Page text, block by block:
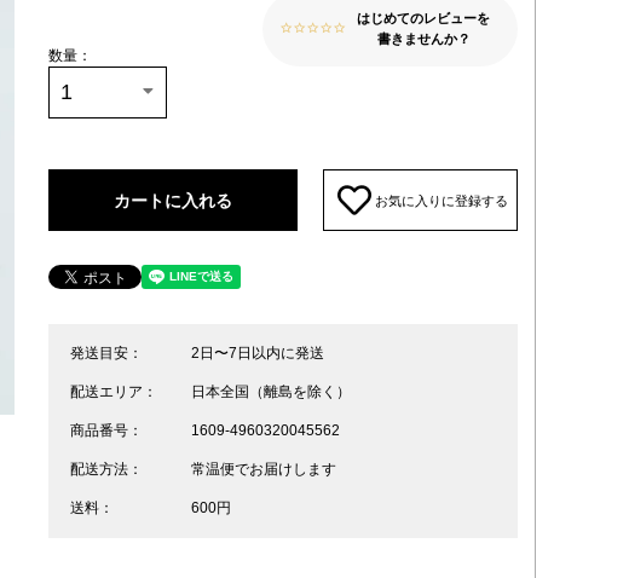
はじめてのレビューを
書きませんか？
お気に入りに登録する
カートに入れる
発送目安： 2日〜7日以内に発送
配送エリア： 日本全国（離島を除く）
商品番号： 1609-4960320045562
配送方法： 常温便でお届けします
送料： 600円